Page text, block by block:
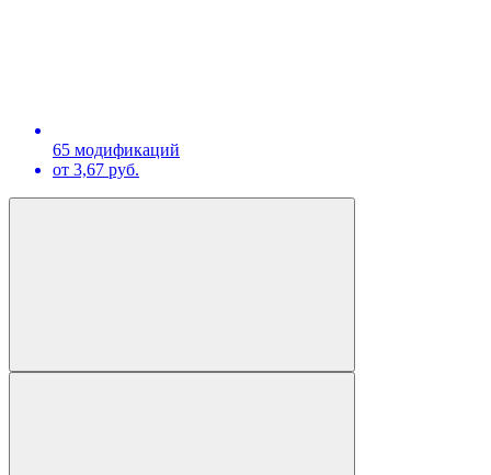
65 модификаций
от 3,67 руб.